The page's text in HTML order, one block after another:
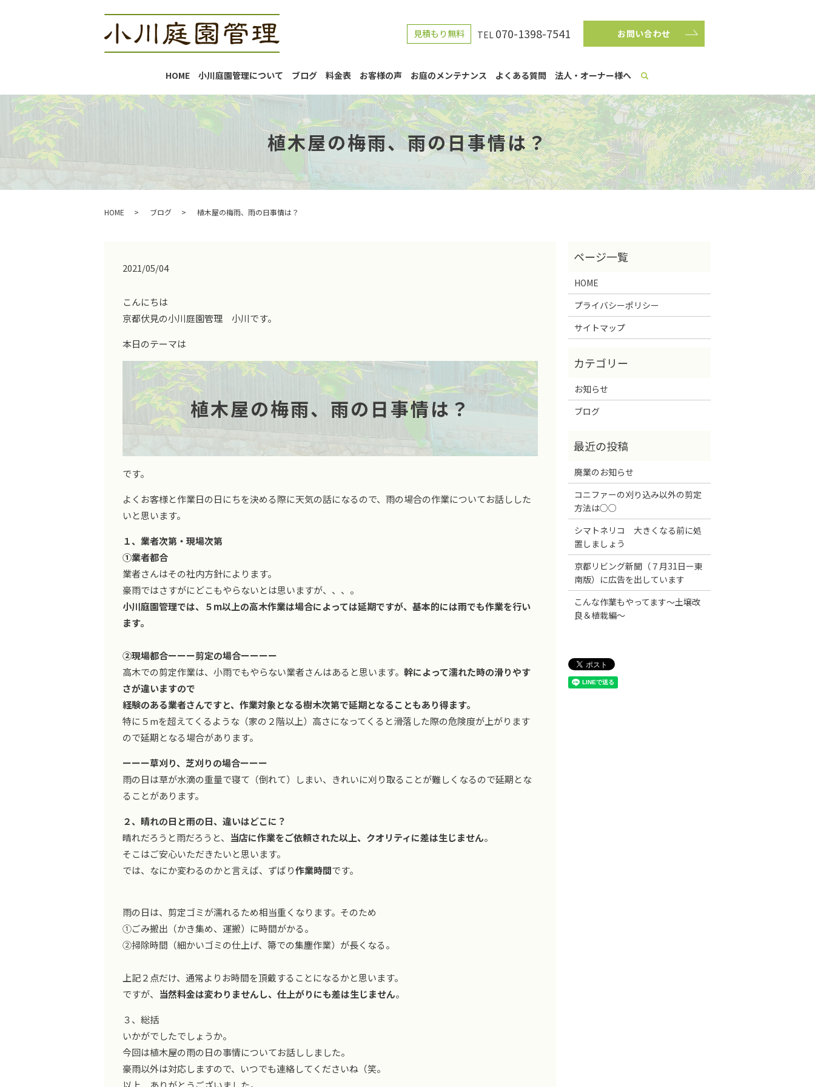
HOME 小川庭園管理について ブログ 料金表 お客様の声 お庭のメンテナンス よくある質問 法人・オーナー様へ
見積もり無料 TEL 070-1398-7541 お問い合わせ
植木屋の梅雨、雨の日事情は？
HOME ブログ 植木屋の梅雨、雨の日事情は？
2021/05/04
こんにちは
京都伏見の小川庭園管理 小川です。
本日のテーマは
植木屋の梅雨、雨の日事情は？
です。
よくお客様と作業日の日にちを決める際に天気の話になるので、雨の場合の作業についてお話しした
いと思います。
１、業者次第・現場次第
①業者都合
業者さんはその社内方針によります。
豪雨ではさすがにどこもやらないとは思いますが、、、。
小川庭園管理では、５m以上の高木作業は場合によっては延期ですが、基本的には雨でも作業を行い
ます。
②現場都合ーーー剪定の場合ーーーー
高木での剪定作業は、小雨でもやらない業者さんはあると思います。 幹によって濡れた時の滑りやす
さが違いますので
経験のある業者さんですと、作業対象となる樹木次第で延期となることもあり得ます。
特に５mを超えてくるような（家の２階以上）高さになってくると滑落した際の危険度が上がります
ので延期となる場合があります。
ーーー草刈り、芝刈りの場合ーーー
雨の日は草が水滴の重量で寝て（倒れて）しまい、きれいに刈り取ることが難しくなるので延期とな
ることがあります。
２、晴れの日と雨の日、違いはどこに？
晴れだろうと雨だろうと、
当店に作業をご依頼された以上、クオリティに差は生じません。
そこはご安心いただきたいと思います。
では、なにか変わるのかと言えば、ずばり作業時間です。
雨の日は、剪定ゴミが濡れるため相当重くなります。そのため
①ごみ搬出（かき集め、運搬）に時間がかる。
②掃除時間（細かいゴミの仕上げ、箒での集塵作業）が長くなる。
上記２点だけ、通常よりお時間を頂戴することになるかと思います。
ですが、
当然料金は変わりませんし、仕上がりにも差は生じません。
３、総括
いかがでしたでしょうか。
今回は植木屋の雨の日の事情についてお話ししました。
豪雨以外は対応しますので、いつでも連絡してくださいね（笑。
HOME
プライバシーポリシー
サイトマップ
お知らせ
ブログ
廃業のお知らせ
コニファーの刈り込み以外の剪定
方法は○○
シマトネリコ 大きくなる前に処
置しましょう
京都リビング新聞（７月31日ー東
南版）に広告を出しています
こんな作業もやってます～土壌改
良＆植栽編～